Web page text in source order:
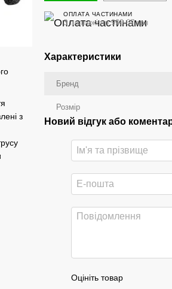
з
ОПЛАТА ЧАСТИНАМИ
3 платежі по 999.67 грн
Характеристики
Бренд
Розмір
Новий відгук або
Оцініть товар